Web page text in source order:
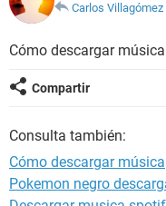
Carlos Villagómez
Cómo descargar
Compartir
Consulta también:
Cómo descargar música
Pokemon negro